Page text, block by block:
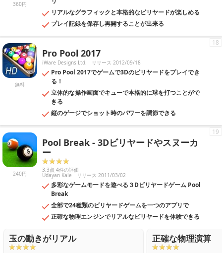
360円
リアルなグラフィックと本格的なビリヤードが楽しめる
プレイ記録を保存し再開することが出来る
無料
Pro Pool 2017
iWare Designs Ltd. リリース 2012/09/18
Pro Pool 2017でゲームで3Dのビリヤードをプレイでき
る！
立体的な操作画面でキューで本格的に球を打つことがで
きる
縦のゲージでショット時のパワーを調節できる
18
240円
Pool Break - 3Dビリヤードやスヌーカ
ー
3.3点 4件の評価
Udayan Kale リリース 2011/03/02
多彩なゲームモードを遊べる３Dビリヤードゲーム Pool
Break
全部で24種類のビリヤードゲームを一つのアプリで
正確な物理エンジンでリアルなビリヤードを体験できる
19
玉の動きがリアル 正確な物理演算